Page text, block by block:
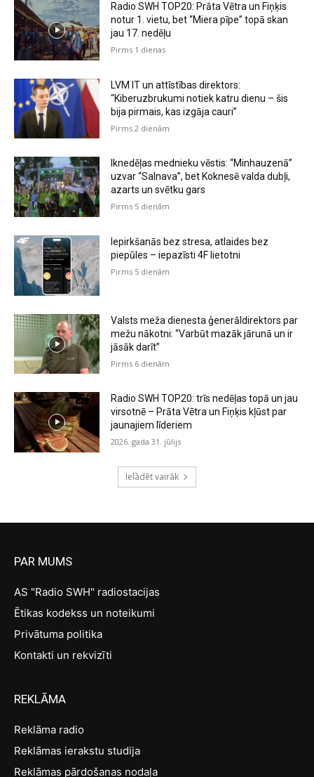
Radio SWH TOP20: Prāta Vētra un Fiņķis
notur 1. vietu, bet “Miera pīpe” topā skan
jau 17. nedēļu
Pirms 1 dienas
LVM IT un attīstības direktors:
“Kiberuzbrukumi notiek katru dienu – šis
bija pirmais, kas izgāja cauri”
Pirms 2 dienām
Iknedēļas mednieku vēstis: “Minhauzenā”
uzvar “Salnava”, bet Koknesē valda dubļi,
azarts un svētku gars
Pirms 5 dienām
Iepirkšanās bez stresa, atlaides bez
piepūles – iepazīsti 4F lietotni
Pirms 5 dienām
Valsts meža dienesta ģenerāldirektors par
mežu nākotni: “Varbūt mazāk jārunā un ir
jāsāk darīt”
Pirms 6 dienām
Radio SWH TOP20: trīs nedēļas topā un jau
virsotnē – Prāta Vētra un Fiņķis kļūst par
jaunajiem līderiem
2026. gada 31. jūlijs
Ielādēt vairāk
PAR MUMS
AS "Radio SWH" radiostacijas
Ētikas kodekss un noteikumi
Privātuma politika
Kontakti un rekvizīti
REKLĀMA
Reklāma radio
Reklāmas ierakstu studija
Reklāmas pārdošanas nodaļa